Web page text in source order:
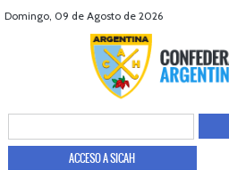
Domingo, 09 de Agosto de 2026
ACCESO A SICAH